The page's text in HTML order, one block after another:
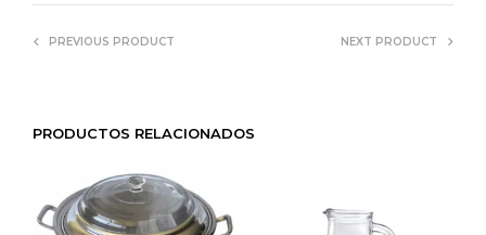
PREVIOUS PRODUCT NEXT PRODUCT
PRODUCTOS RELACIONADOS